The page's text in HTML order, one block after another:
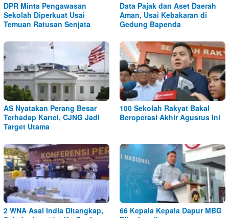
DPR Minta Pengawasan
Sekolah Diperkuat Usai
Temuan Ratusan Senjata
Data Pajak dan Aset Daerah
Aman, Usai Kebakaran di
Gedung Bapenda
AS Nyatakan Perang Besar
Terhadap Kartel, CJNG Jadi
Target Utama
100 Sekolah Rakyat Bakal
Beroperasi Akhir Agustus Ini
2 WNA Asal India Ditangkap,
66 Kepala Kepala Dapur MBG